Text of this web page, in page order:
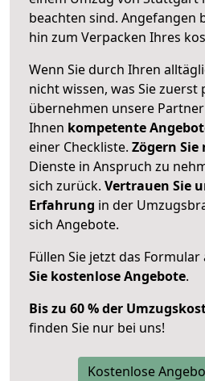
beachten sind. Angefangen
hin zum Verpacken Ihres
Wenn Sie durch Ihren
nicht wissen, was Sie zuerst
übernehmen unsere
Ihnen kompetente
einer Checkliste. Zögern
Dienste in Anspruch zu
sich zurück. Vertrauen Sie
Erfahrung in der
sich Angebote.
Füllen Sie jetzt das Formular
Sie kostenlose Angebote.
Bis zu 60 % der
finden Sie nur bei uns!
Kostenlose